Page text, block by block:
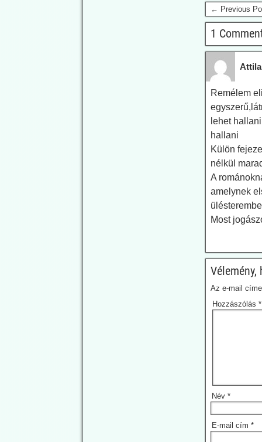
← Previous
1
Attila
Remélem
lehet
hallani
Külön
nélkül
A
amelynek
Most
Vélemény,
Az e-mail
Hozzászólás*
Név*
E-mail cím*